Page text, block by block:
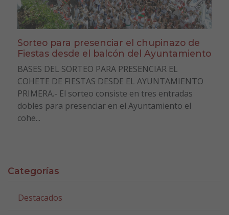
Sorteo para presenciar el chupinazo de
Fiestas desde el balcón del Ayuntamiento
BASES DEL SORTEO PARA PRESENCIAR EL
COHETE DE FIESTAS DESDE EL AYUNTAMIENTO
PRIMERA.- El sorteo consiste en tres entradas
dobles para presenciar en el Ayuntamiento el
cohe...
Categorías
Destacados